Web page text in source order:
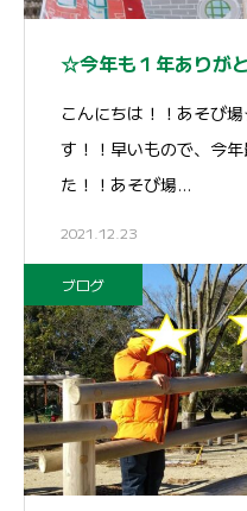
☆今年も１年ありが
こんにちは！！あそび
す！！早いもので、今
た！！あそび場…
2021.12.23
ブログ